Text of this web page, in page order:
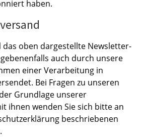
haben.
oben dargestellte Newsletter-
auch durch unsere
einer Verarbeitung in
Bei Fragen zu unseren
Grundlage unserer
ihnen wenden Sie sich bitte an
beschriebenen